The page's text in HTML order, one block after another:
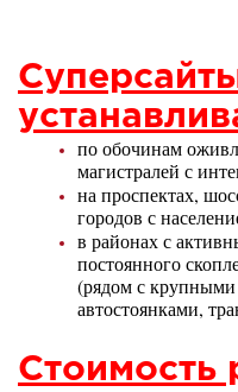
по обочинам
магистралей с
на проспектах,
городов с
в районах с
постоянного
(рядом с
автостоянками,
Стоимость